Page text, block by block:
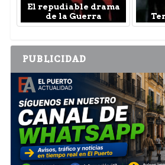
El repudiable drama
de la Guerra
PUBLICIDAD